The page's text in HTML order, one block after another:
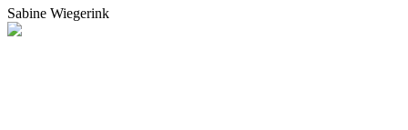
Sabine Wiegerink